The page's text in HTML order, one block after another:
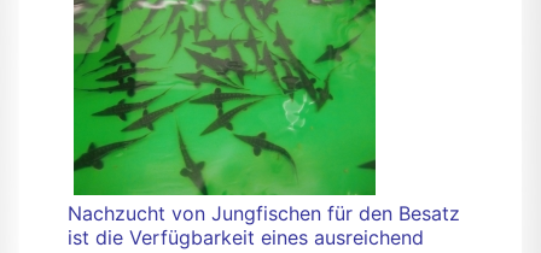
Nachzucht von Jungfischen für den Besatz
ist die Verfügbarkeit eines ausreichend